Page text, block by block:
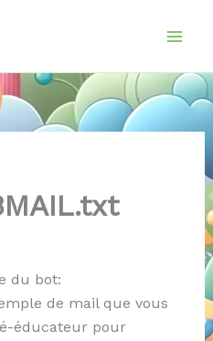
du bot:
de mail que vous
éducateur pour